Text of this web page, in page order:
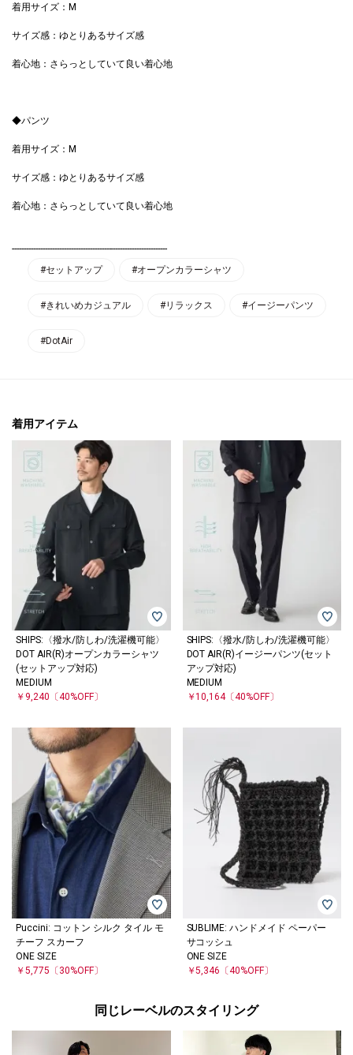
着用サイズ：M
サイズ感：ゆとりあるサイズ感
着心地：さらっとしていて良い着心地
◆パンツ
着用サイズ：M
サイズ感：ゆとりあるサイズ感
着心地：さらっとしていて良い着心地
------------------------------------------------------------------
#セットアップ
#オープンカラーシャツ
#きれいめカジュアル #リラックス #イージーパンツ
#DotAir
着用アイテム
SHIPS:〈撥水/防しわ/洗濯機可能〉
DOT AIR(R)オープンカラーシャツ
(セットアップ対応)
MEDIUM
￥9,240 〔40%OFF〕
SHIPS:〈撥水/防しわ/洗濯機可能〉
DOT AIR(R)イージーパンツ(セット
アップ対応)
MEDIUM
￥10,164〔40%OFF〕
Puccini: コットン シルク タイル モ
チーフ スカーフ
ONE SIZE
￥5,775 〔30%OFF〕
SUBLIME: ハンドメイド ペーパー
サコッシュ
ONE SIZE
￥5,346 〔40%OFF〕
同じレーベルのスタイリング